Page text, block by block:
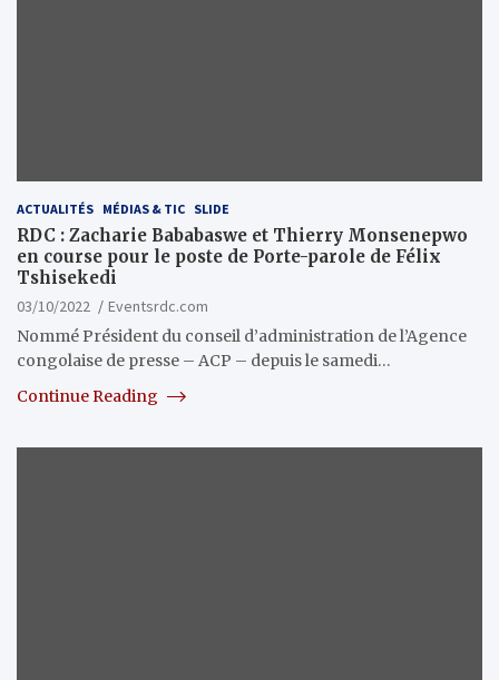
ACTUALITÉS MÉDIAS & TIC SLIDE
RDC : Zacharie Bababaswe et Thierry Monsenepwo
en course pour le poste de Porte-parole de Félix
Tshisekedi
03/10/2022
Eventsrdc.com
Nommé Président du conseil d’administration de l’Agence
congolaise de presse – ACP – depuis le samedi…
Continue Reading